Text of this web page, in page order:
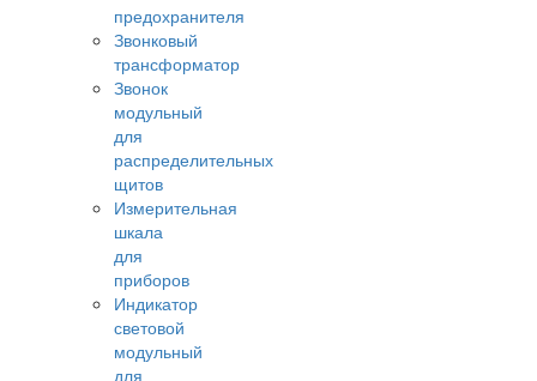
предохранителя
Звонковый
трансформатор
Звонок
модульный
для
распределительных
щитов
Измерительная
шкала
для
приборов
Индикатор
световой
модульный
для